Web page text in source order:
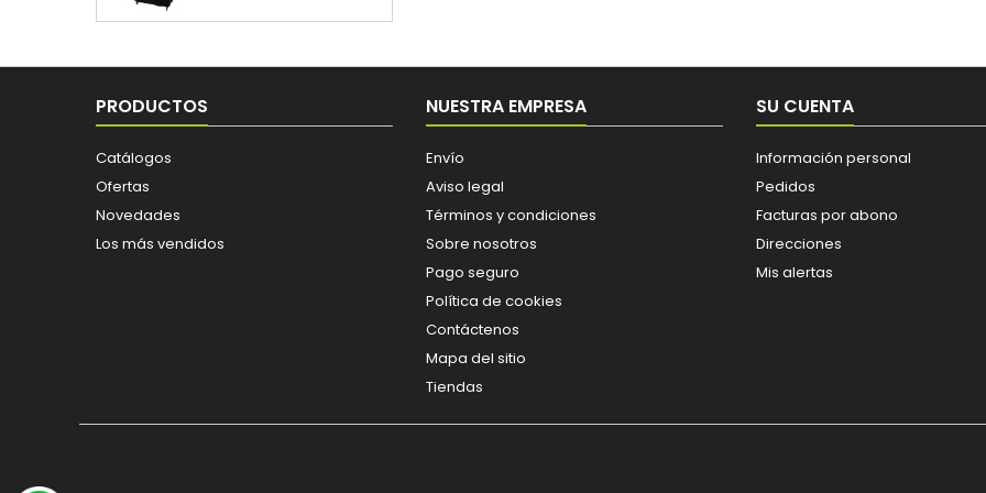
PRODUCTOS
Catálogos
Ofertas
Novedades
Los más vendidos
NUESTRA EMPRESA
Envío
Aviso legal
Términos y condiciones
Sobre nosotros
Pago seguro
Política de cookies
Contáctenos
Mapa del sitio
Tiendas
SU CUENTA
Información personal
Pedidos
Facturas por abono
Direcciones
Mis alertas